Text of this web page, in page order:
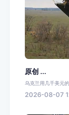
原创 ...
乌克兰用几千美元
2026-08-07